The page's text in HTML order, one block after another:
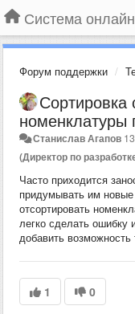
Форум поддержки
Сортировка
номенклатуры
Станислав Агапов
(Директор по
Часто приходится
придумывать им
отсортировать
легко сделать ошибку
добавить возможность
1 0